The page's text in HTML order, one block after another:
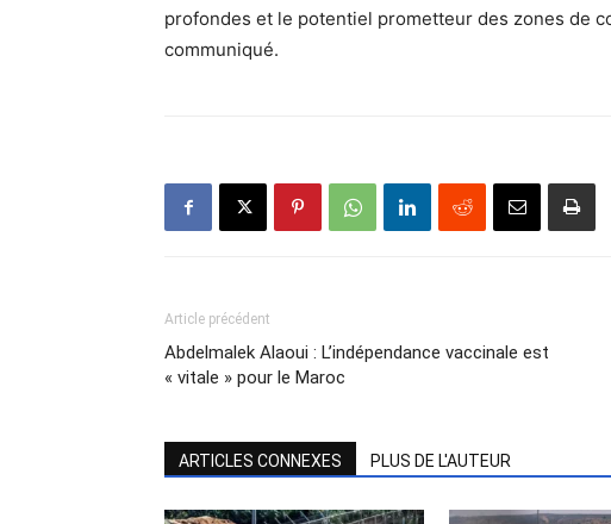
profondes et le potentiel prometteur des zones de
communiqué.
Article précédent
Abdelmalek Alaoui : L’indépendance vaccinale est
« vitale » pour le Maroc
ARTICLES CONNEXES PLUS DE L'AUTEUR